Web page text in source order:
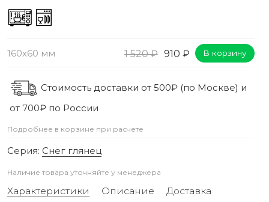
160х60 мм 1 520 ₽ 910 ₽ В корзину
Стоимость доставки от 500₽ (по Москве) и
от 700₽ по России
Подробнее в корзине при расчете
Серия: Снег глянец
Наличие товара уточняйте у менеджера
Характеристики Описание Доставка